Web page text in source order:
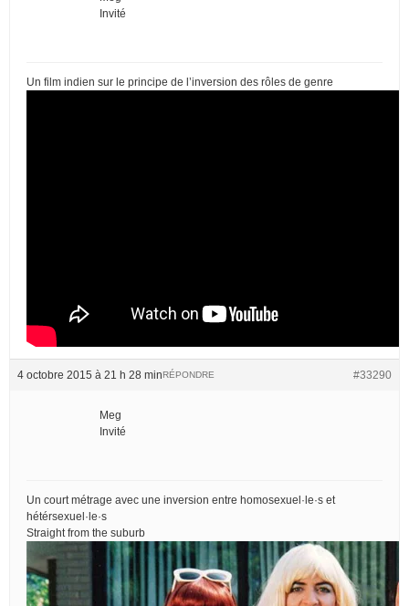
Invité
Un film indien sur le principe de l’inversion des rôles de genre
4 octobre 2015 à 21 h 28 min #33290
RÉPONDRE
Meg
Invité
Un court métrage avec une inversion entre homosexuel·le·s et
hétérsexuel·le·s
Straight from the suburb